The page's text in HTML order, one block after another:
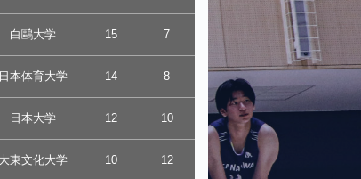
白鷗大学 15 7
日本体育大学 14 8
日本大学 12 10
大東文化大学 10 12